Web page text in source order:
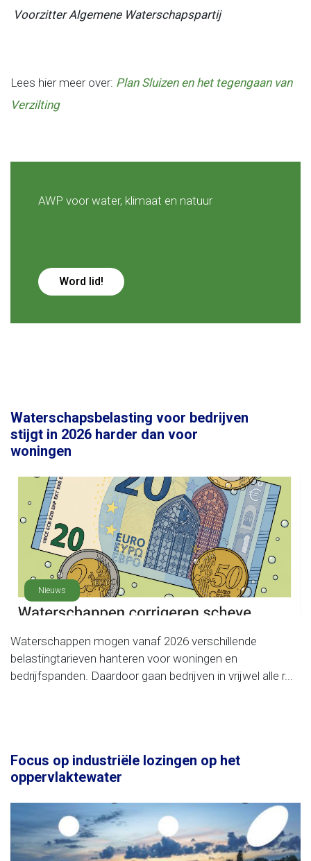
Voorzitter Algemene Waterschapspartij
Lees hier meer over: Plan Sluizen en het tegengaan van
Verzilting
AWP voor water, klimaat en natuur
Word lid!
Waterschapsbelasting voor bedrijven
stijgt in 2026 harder dan voor
woningen
Nieuws
Waterschappen mogen vanaf 2026 verschillende
belastingtarieven hanteren voor woningen en
bedrijfspanden. Daardoor gaan bedrijven in vrijwel alle r...
Focus op industriële lozingen op het
oppervlaktewater